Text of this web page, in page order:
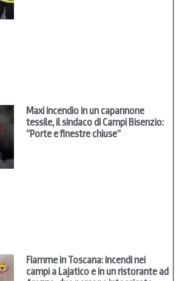
Maxi incendio in un capannone
tessile, il sindaco di Campi Bisenzio:
“Porte e finestre chiuse”
Fiamme in Toscana: incendi nei
campi a Lajatico e in un ristorante ad